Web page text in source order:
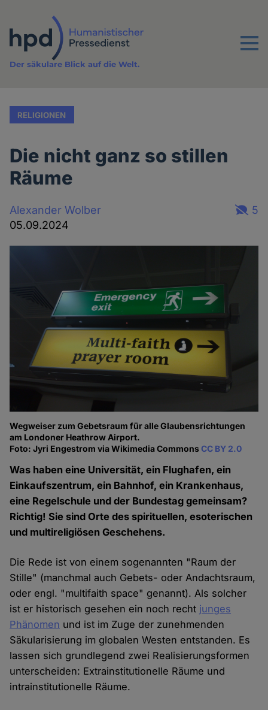
Inhalt
Menu
Der säkulare Blick auf die Welt.
RELIGIONEN
Die nicht ganz so stillen
Räume
Alexander Wolber
05.09.2024
5
Wegweiser zum Gebetsraum für alle Glaubensrichtungen
am Londoner Heathrow Airport.
Foto: Jyri Engestrom via Wikimedia CommonsCC BY 2.0
Was haben eine Universität, ein Flughafen, ein
Einkaufszentrum, ein Bahnhof, ein Krankenhaus,
eine Regelschule und der Bundestag gemeinsam?
Richtig! Sie sind Orte des spirituellen, esoterischen
und multireligiösen Geschehens.
Die Rede ist von einem sogenannten "Raum der
Stille" (manchmal auch Gebets- oder Andachtsraum,
oder engl. "multifaith space" genannt). Als solcher
ist er historisch gesehen ein noch recht junges
Phänomen und ist im Zuge der zunehmenden
Säkularisierung im globalen Westen entstanden. Es
lassen sich grundlegend zwei Realisierungsformen
unterscheiden: Extrainstitutionelle Räume und
intrainstitutionelle Räume.